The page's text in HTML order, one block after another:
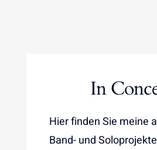
In
Hier finden Sie meine
Band- und